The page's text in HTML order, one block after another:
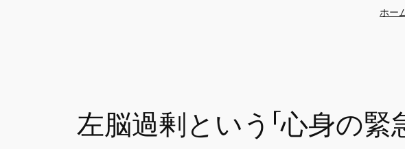
ホー
左脳過剰という「心身の緊